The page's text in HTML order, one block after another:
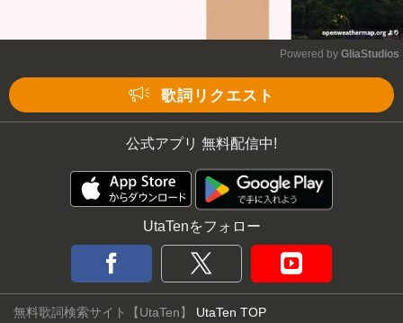
Powered by GliaStudios
歌詞リクエスト
公式アプリ 無料配信中!
UtaTenをフォロー
無料歌詞検索サイト【UtaTen】 UtaTen TOP